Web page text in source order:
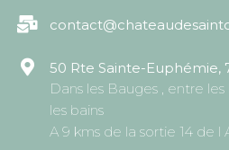
50 Rte Sainte-Euphémie,
Dans les Bauges , entre
les bains
A 9 kms de la sortie 14 de l